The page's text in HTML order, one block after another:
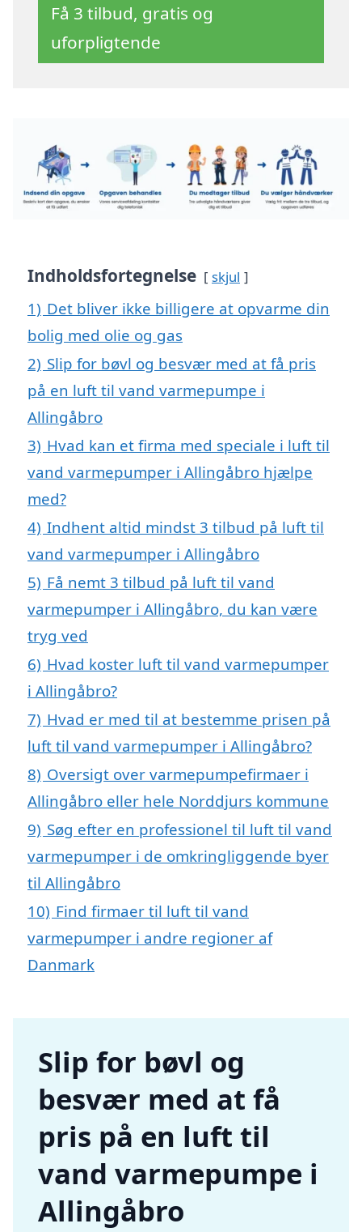
Få 3 tilbud, gratis og
uforpligtende
Indholdsfortegnelse skjul
1) Det bliver ikke billigere at opvarme din
bolig med olie og gas
2) Slip for bøvl og besvær med at få pris
på en luft til vand varmepumpe i
Allingåbro
3) Hvad kan et firma med speciale i luft til
vand varmepumper i Allingåbro hjælpe
med?
4) Indhent altid mindst 3 tilbud på luft til
vand varmepumper i Allingåbro
5) Få nemt 3 tilbud på luft til vand
varmepumper i Allingåbro, du kan være
tryg ved
6) Hvad koster luft til vand varmepumper
i Allingåbro?
7) Hvad er med til at bestemme prisen på
luft til vand varmepumper i Allingåbro?
8) Oversigt over varmepumpefirmaer i
Allingåbro eller hele Norddjurs kommune
9) Søg efter en professionel til luft til vand
varmepumper i de omkringliggende byer
til Allingåbro
10) Find firmaer til luft til vand
varmepumper i andre regioner af
Danmark
Slip for bøvl og
besvær med at få
pris på en luft til
vand varmepumpe i
Allingåbro